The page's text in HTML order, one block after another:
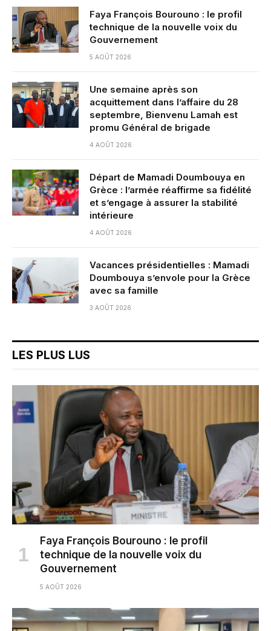
Faya François Bourouno : le profil
technique de la nouvelle voix du
Gouvernement
5 AOÛT 2026
Une semaine après son
acquittement dans l’affaire du 28
septembre, Bienvenu Lamah est
promu Général de brigade
4 AOÛT 2026
Départ de Mamadi Doumbouya en
Grèce : l’armée réaffirme sa fidélité
et s’engage à assurer la stabilité
intérieure
4 AOÛT 2026
Vacances présidentielles : Mamadi
Doumbouya s’envole pour la Grèce
avec sa famille
3 AOÛT 2026
LES PLUS LUS
Faya François Bourouno : le profil
technique de la nouvelle voix du
Gouvernement
5 AOÛT 2026